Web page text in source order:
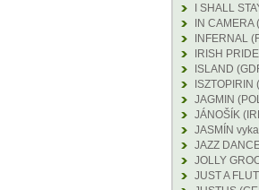
I SHALL
IN CAMERA
INFERNAL
IRISH
ISLAND
ISZTOPIRIN
JAGMIN
JÁNOŠÍK
JASMÍN
JAZZ
JOLLY
JUST A